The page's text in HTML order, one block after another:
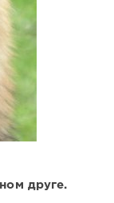
друге.